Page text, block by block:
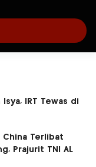
IRT Tewas di
China Terlibat
Prajurit TNI AL